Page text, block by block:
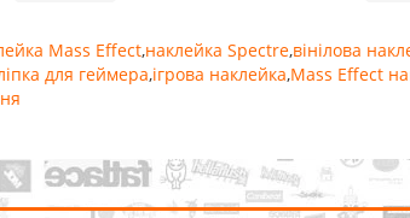
Mass Effect,наклейка Spectre,вінілова
для геймера,ігрова наклейка,Mass Effect